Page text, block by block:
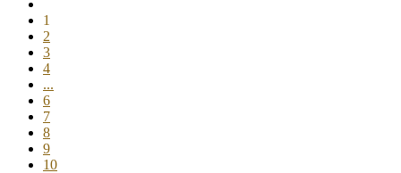
1
2
3
4
...
6
7
8
9
10